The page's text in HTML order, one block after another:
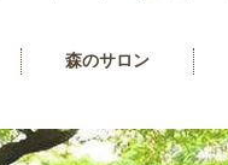
森のサロン